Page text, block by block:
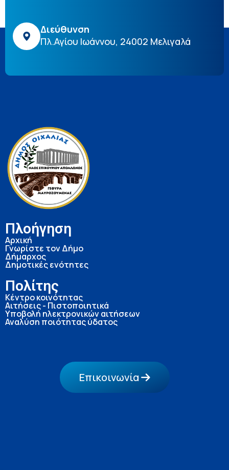
Διεύθυνση
Πλ.Αγίου Ιωάννου, 24002 Μελιγαλά
Πλοήγηση
Αρχική
Γνωρίστε τον Δήμο
Δήμαρχος
Δημοτικές ενότητες
Πολίτης
Κέντρο κοινότητας
Αιτήσεις - Πιστοποιητικά
Υποβολή ηλεκτρονικών αιτήσεων
Αναλύση ποιότητας ύδατος
Επικοινωνία